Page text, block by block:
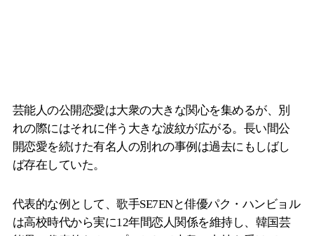
芸能人の公開恋愛は大衆の大きな関心を集めるが、別
れの際にはそれに伴う大きな波紋が広がる。長い間公
開恋愛を続けた有名人の別れの事例は過去にもしばし
ば存在していた。
代表的な例として、歌手SE7ENと俳優パク・ハンビョル
は高校時代から実に12年間恋人関係を維持し、韓国芸